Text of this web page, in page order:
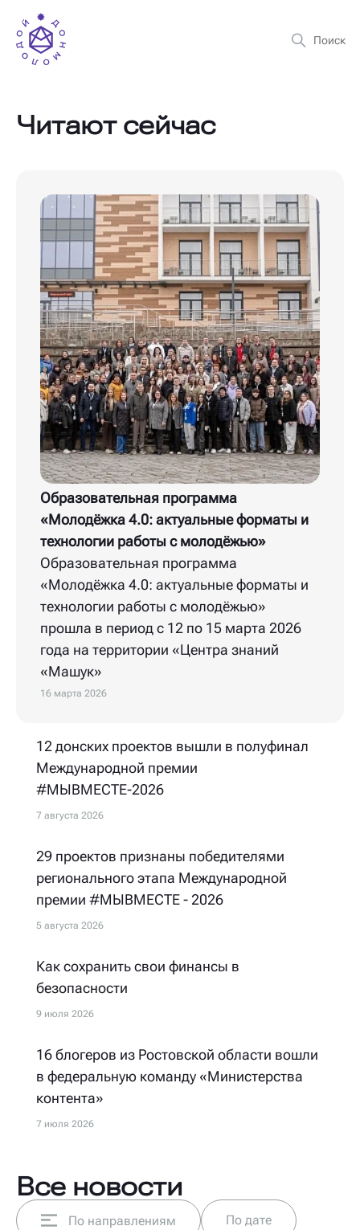
Читают сейчас
Образовательная программа
«Молодёжка 4.0: актуальные форматы и
технологии работы с молодёжью»
Образовательная программа
«Молодёжка 4.0: актуальные форматы и
технологии работы с молодёжью»
прошла в период с 12 по 15 марта 2026
года на территории «Центра знаний
«Машук»
16 марта 2026
12 донских проектов вышли в полуфинал
Международной премии
#МЫВМЕСТЕ-2026
7 августа 2026
29 проектов признаны победителями
регионального этапа Международной
премии #МЫВМЕСТЕ - 2026
5 августа 2026
Как сохранить свои финансы в
безопасности
9 июля 2026
16 блогеров из Ростовской области вошли
в федеральную команду «Министерства
контента»
7 июля 2026
Все новости
По направлениям По дате